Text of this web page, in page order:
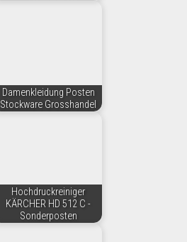
Damenkleidung Posten
Stockware Grosshandel
Hochdruckreiniger
KÄRCHER HD 512 C -
Sonderposten